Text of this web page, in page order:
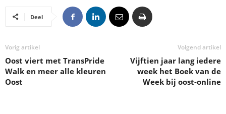
Deel
Vorig artikel
Oost viert met TransPride
Walk en meer alle kleuren
Oost
Volgend artikel
Vijftien jaar lang iedere
week het Boek van de
Week bij oost-online